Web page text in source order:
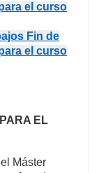
el curso
Fin de
el curso
EL
Máster